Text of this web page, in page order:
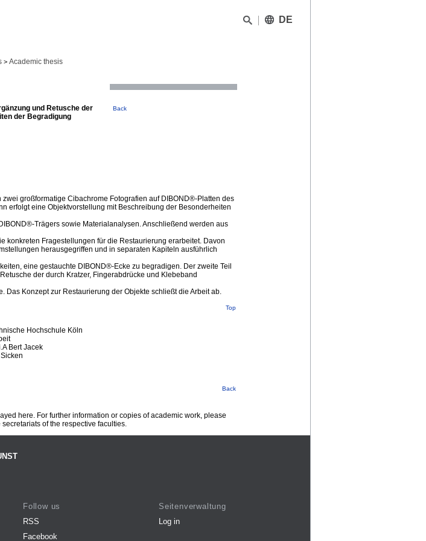
DE
> Academic thesis
und Retusche der
der Begradigung
Back
großformatige Cibachrome Fotografien auf DIBOND®-Platten des
erfolgt eine Objektvorstellung mit Beschreibung der Besonderheiten
Trägers sowie Materialanalysen. Anschließend werden aus
konkreten Fragestellungen für die Restaurierung erarbeitet. Davon
herausgegriffen und in separaten Kapiteln ausführlich
eine gestauchte DIBOND®-Ecke zu begradigen. Der zweite Teil
der durch Kratzer, Fingerabdrücke und Klebeband
Das Konzept zur Restaurierung der Objekte schließt die Arbeit ab.
Top
Hochschule Köln
Bert Jacek
Back
here. For further information or copies of academic work, please
of the respective faculties.
Follow us
RSS
Facebook
Seitenverwaltung
Log in